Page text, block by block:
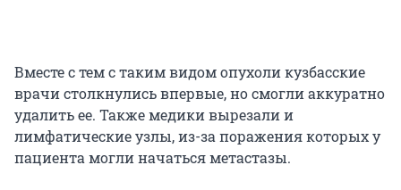
Вместе с тем с таким видом опухоли кузбасские
врачи столкнулись впервые, но смогли аккуратно
удалить ее. Также медики вырезали и
лимфатические узлы, из-за поражения которых у
пациента могли начаться метастазы.